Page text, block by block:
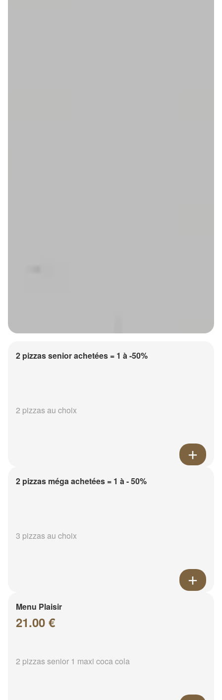
2 pizzas senior achetées = 1 à -50%
2 pizzas au choix
2 pizzas méga achetées = 1 à - 50%
3 pizzas au choix
Menu Plaisir
21.00 €
2 pizzas senior 1 maxi coca cola